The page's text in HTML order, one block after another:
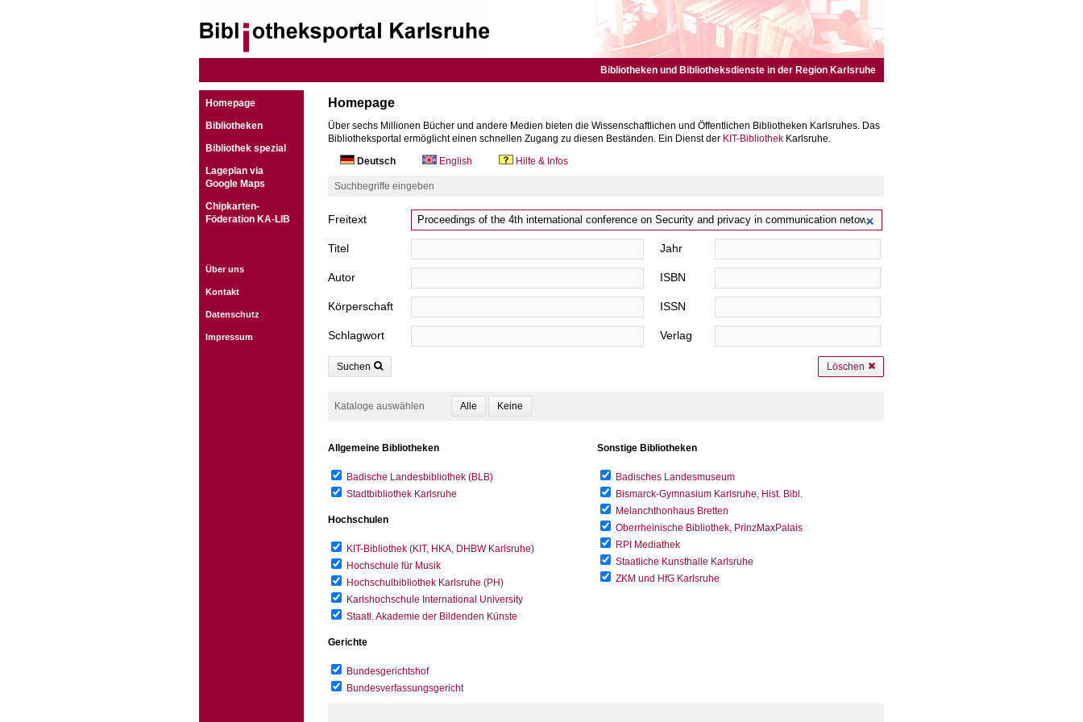
Bibliotheken und Bibliotheksdienste in der Region Karlsruhe
Homepage
Bibliotheken
Bibliothek spezial
Lageplan via
Google Maps
Chipkarten-
Föderation KA-LIB
Über uns
Kontakt
Datenschutz
Impressum
Homepage
Über sechs Millionen Bücher und andere Medien bieten die Wissenschaftlichen und Öffentlichen Bibliotheken Karlsruhes. Das
Bibliotheksportal ermöglicht einen schnellen Zugang zu diesen Beständen. Ein Dienst der KIT-Bibliothek Karlsruhe.
Deutsch
English Hilfe & Infos
Suchbegriffe eingeben
Freitext
Titel
Autor
Körperschaft
Schlagwort
Jahr
ISBN
ISSN
Verlag
Suchen Löschen
Kataloge auswählen
Allgemeine Bibliotheken
Badische Landesbibliothek (BLB)
Stadtbibliothek Karlsruhe
Hochschulen
KIT-Bibliothek (KIT, HKA, DHBW Karlsruhe)
Hochschule für Musik
Hochschulbibliothek Karlsruhe (PH)
Karlshochschule International University
Staatl. Akademie der Bildenden Künste
Gerichte
Bundesgerichtshof
Bundesverfassungsgericht
Sonstige Bibliotheken
Badisches Landesmuseum
Bismarck-Gymnasium Karlsruhe, Hist. Bibl.
Melanchthonhaus Bretten
Oberrheinische Bibliothek, PrinzMaxPalais
RPI Mediathek
Staatliche Kunsthalle Karlsruhe
ZKM und HfG Karlsruhe